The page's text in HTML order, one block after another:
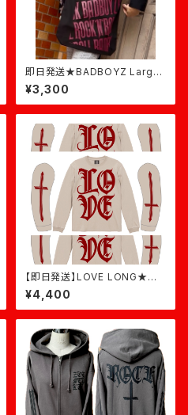
即日発送★BADBOYZ Large
Tote★バーガンディ
¥3,300
【即日発送】LOVE LONG★ベ
ージュ×バーガンディ
¥4,400